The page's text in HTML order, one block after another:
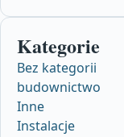
Kategorie
Bez kategorii
budownictwo
Inne
Instalacje